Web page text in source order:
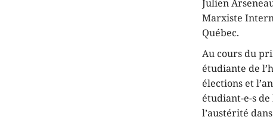
Julien
Marxiste
Québec.
Au cours du
étudiante de
élections et
étudiant-e-s
l’austérité